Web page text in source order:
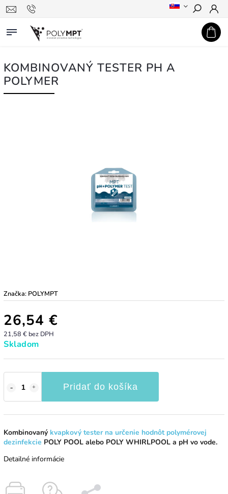
Hľadať
KOMBINOVANÝ TESTER PH A
POLYMER
Značka: POLYMPT
26,54 €
21,58 € bez DPH
Skladom
Pridať do košíka
Kombinovaný kvapkový tester na určenie hodnôt polymérovej
dezinfekcie POLY POOL alebo POLY WHIRLPOOL a pH vo vode.
Detailné informácie